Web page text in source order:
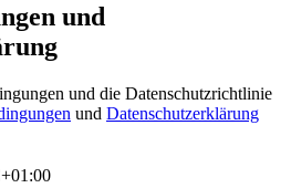
und
und die Datenschutzrichtlinie
und Datenschutzerklärung